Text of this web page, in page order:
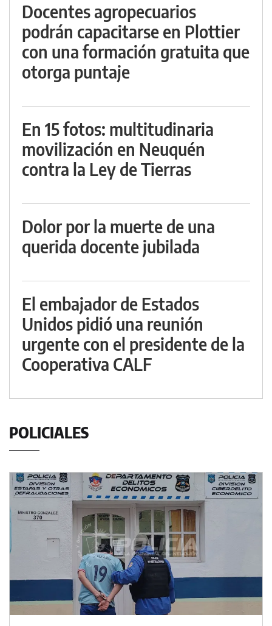
Docentes agropecuarios
podrán capacitarse en Plottier
con una formación gratuita que
otorga puntaje
En 15 fotos: multitudinaria
movilización en Neuquén
contra la Ley de Tierras
Dolor por la muerte de una
querida docente jubilada
El embajador de Estados
Unidos pidió una reunión
urgente con el presidente de la
Cooperativa CALF
POLICIALES